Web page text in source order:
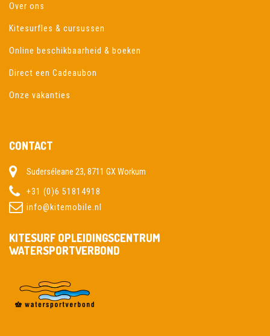
Over ons
Kitesurfles & cursussen
Online beschikbaarheid & boeken
Direct een Cadeaubon
Onze vakanties
CONTACT
Suderséleane 23, 8711 GX Workum
+31 (0)6 51814918
info@kitemobile.nl
KITESURF OPLEIDINGSCENTRUM
WATERSPORTVERBOND